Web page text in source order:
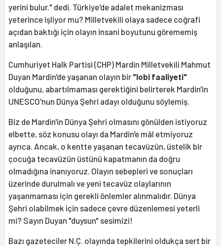
yerini bulur." dedi. Türkiye'de adalet mekanizması
yeterince işliyor mu? Milletvekili olaya sadece coğrafi
açıdan baktığı için olayın insani boyutunu görememiş
anlaşılan.
Cumhuriyet Halk Partisi (CHP) Mardin Milletvekili Mahmut
Duyan Mardin'de yaşanan olayın bir "lobi faaliyeti"
olduğunu, abartılmaması gerektiğini belirterek Mardin'in
UNESCO'nun Dünya Şehri adayı olduğunu söylemiş.
Biz de Mardin'in Dünya Şehri olmasını gönülden istiyoruz
elbette, söz konusu olayı da Mardin'e mâl etmiyoruz
ayrıca. Ancak, o kentte yaşanan tecavüzün, üstelik bir
çocuğa tecavüzün üstünü kapatmanın da doğru
olmadığına inanıyoruz. Olayın sebepleri ve sonuçları
üzerinde durulmalı ve yeni tecavüz olaylarının
yaşanmaması için gerekli önlemler alınmalıdır. Dünya
Şehri olabilmek için sadece çevre düzenlemesi yeterli
mi? Sayın Duyan "duysun" sesimizi!
Bazı gazeteciler N.Ç. olayında tepkilerini oldukça sert bir